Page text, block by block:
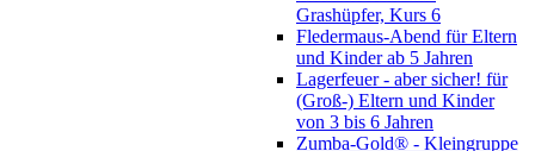
Grashüpfer, Kurs 6
Fledermaus-Abend für Eltern
und Kinder ab 5 Jahren
Lagerfeuer - aber sicher! für
(Groß-) Eltern und Kinder
von 3 bis 6 Jahren
Zumba-Gold® - Kleingruppe